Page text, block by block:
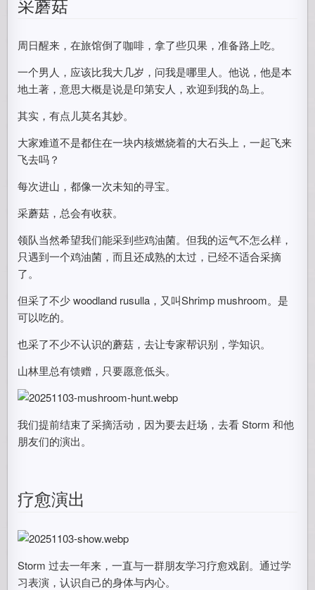
周日醒来，在旅馆倒了咖啡，拿了些贝果，准备路上吃。
一个男人，应该比我大几岁，问我是哪里人。他说，他是本
地土著，意思大概是说是印第安人，欢迎到我的岛上。
其实，有点儿莫名其妙。
大家难道不是都住在一块内核燃烧着的大石头上，一起飞来
飞去吗？
每次进山，都像一次未知的寻宝。
采蘑菇，总会有收获。
领队当然希望我们能采到些鸡油菌。但我的运气不怎么样，
只遇到一个鸡油菌，而且还成熟的太过，已经不适合采摘
了。
但采了不少 woodland rusulla，又叫Shrimp mushroom。是
可以吃的。
也采了不少不认识的蘑菇，去让专家帮识别，学知识。
山林里总有馈赠，只要愿意低头。
我们提前结束了采摘活动，因为要去赶场，去看 Storm 和他
朋友们的演出。
疗愈演出
Storm 过去一年来，一直与一群朋友学习疗愈戏剧。通过学
习表演，认识自己的身体与内心。